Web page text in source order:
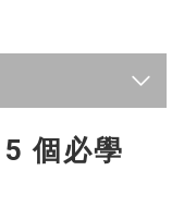
個必學